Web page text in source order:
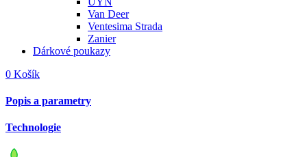
Van Deer
Ventesima Strada
Zanier
Dárkové poukazy
0 Košík
Popis a parametry
Technologie